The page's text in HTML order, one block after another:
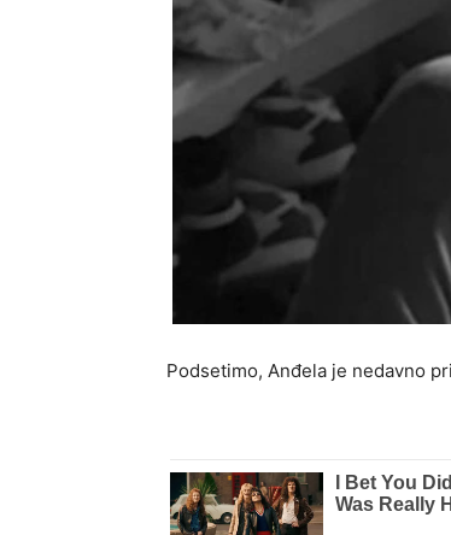
Podsetimo, Anđela je nedavno